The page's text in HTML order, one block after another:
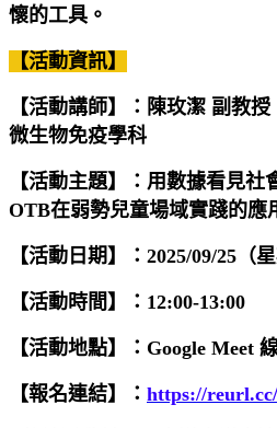
懷的工具。
【活動資訊】
【活動講師】： 陳玫潔 副教
微生物免疫學科
【活動主題】：用數據看見社
OTB在弱勢兒童場域實踐的應
【活動日期】：2025/09/25（星
【活動時間】：12:00-13:00
【活動地點】：Google Meet
【報名連結】： https://